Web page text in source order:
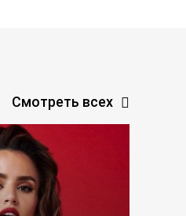
Смотреть всех